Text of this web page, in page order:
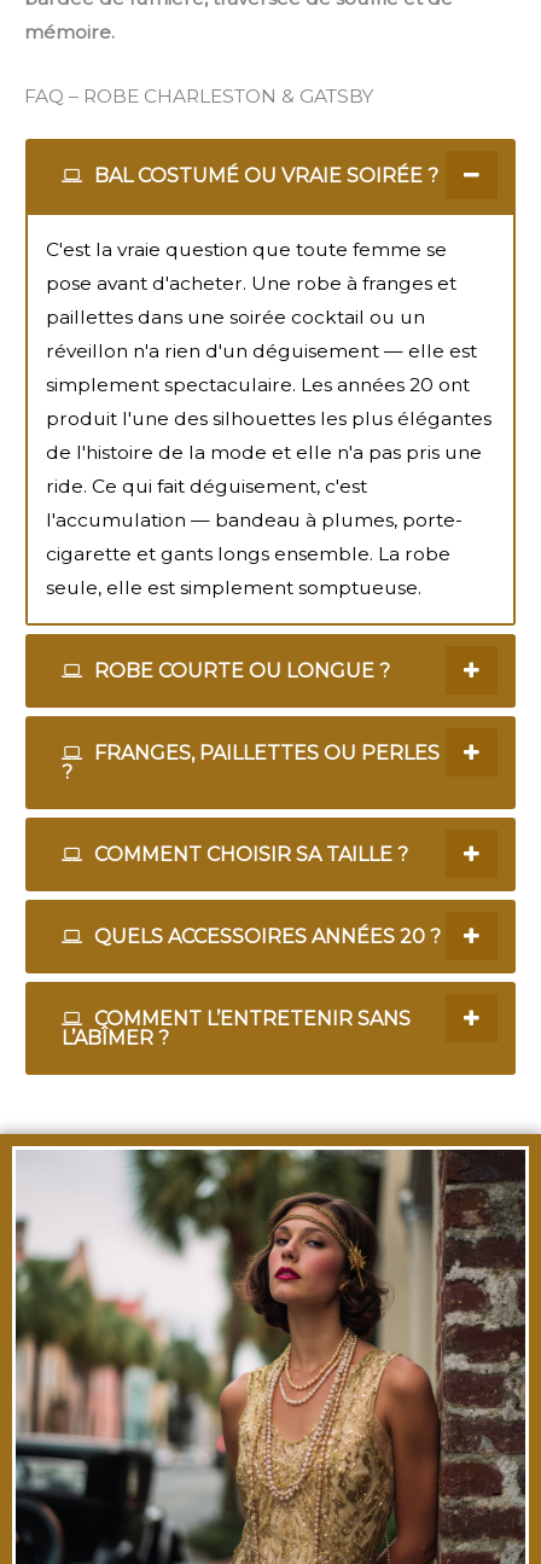
mémoire.
FAQ – ROBE CHARLESTON & GATSBY
BAL COSTUMÉ OU VRAIE SOIRÉE ?
C'est la vraie question que toute femme se
pose avant d'acheter. Une robe à franges et
paillettes dans une soirée cocktail ou un
réveillon n'a rien d'un déguisement — elle est
simplement spectaculaire. Les années 20 ont
produit l'une des silhouettes les plus élégantes
de l'histoire de la mode et elle n'a pas pris une
ride. Ce qui fait déguisement, c'est
l'accumulation — bandeau à plumes, porte-
cigarette et gants longs ensemble. La robe
seule, elle est simplement somptueuse.
ROBE COURTE OU LONGUE ?
FRANGES, PAILLETTES OU PERLES
?
COMMENT CHOISIR SA TAILLE ?
QUELS ACCESSOIRES ANNÉES 20 ?
COMMENT L’ENTRETENIR SANS
L’ABÎMER ?